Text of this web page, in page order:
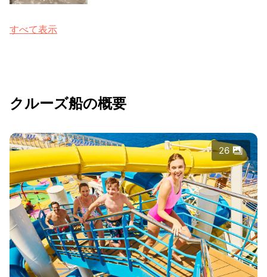
すべて表示
クルーズ船の概要
26